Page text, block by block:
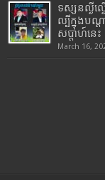
ទស្សនល្ងីល្
ល្បីក្នុងបណ្
សប្តាហ៍នេះ
March 16,